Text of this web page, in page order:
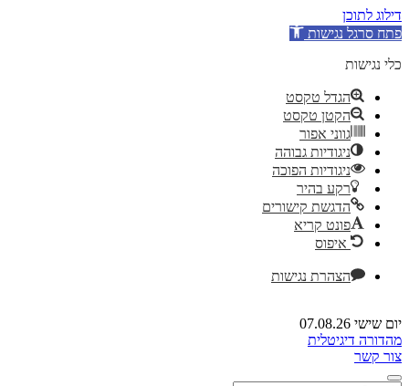
דילוג לתוכן
פתח סרגל נגישות
כלי נגישות
הגדל טקסט
הקטן טקסט
גווני אפור
ניגודיות גבוהה
ניגודיות הפוכה
רקע בהיר
הדגשת קישורים
פונט קריא
איפוס
הצהרת נגישות
יום שישי 07.08.26
מהדורה דיגיטלית
צור קשר